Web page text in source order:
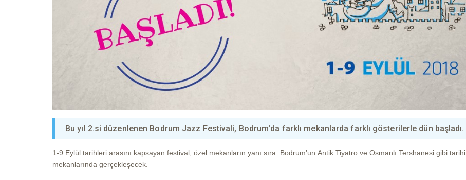
Bu yıl 2.si düzenlenen Bodrum Jazz Festivali, Bodrum'da farklı mekanlarda farklı gösterilerle dün başladı.
1-9 Eylül tarihleri arasını kapsayan festival, özel mekanların yanı sıra Bodrum’un Antik Tiyatro ve Osmanlı Tershanesi gibi tarihi
mekanlarında gerçekleşecek.